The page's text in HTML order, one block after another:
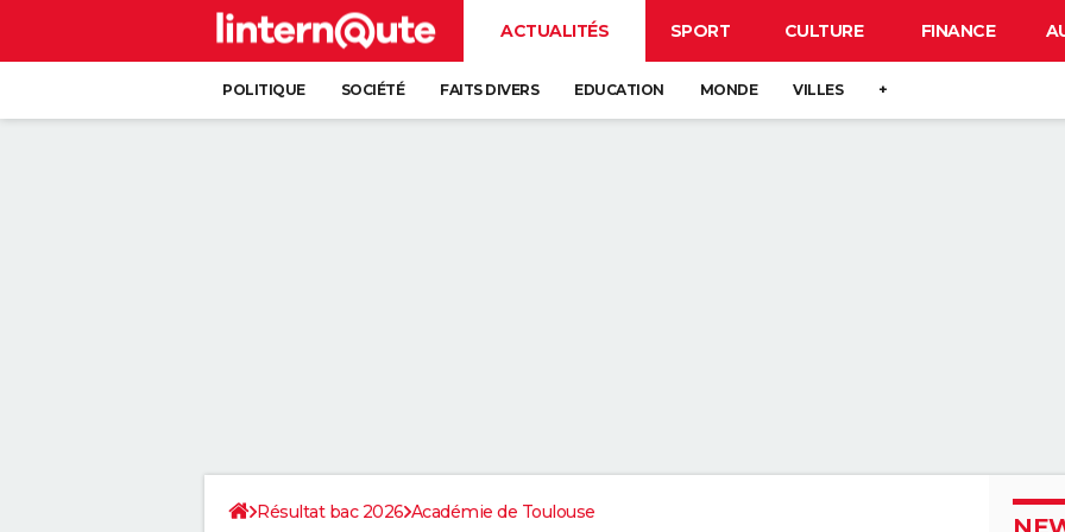
ACTUALITÉS SPORT CULTURE FINANCE
POLITIQUE SOCIÉTÉ FAITS DIVERS EDUCATION MONDE VILLES +
Résultat bac 2026 Académie de Toulouse